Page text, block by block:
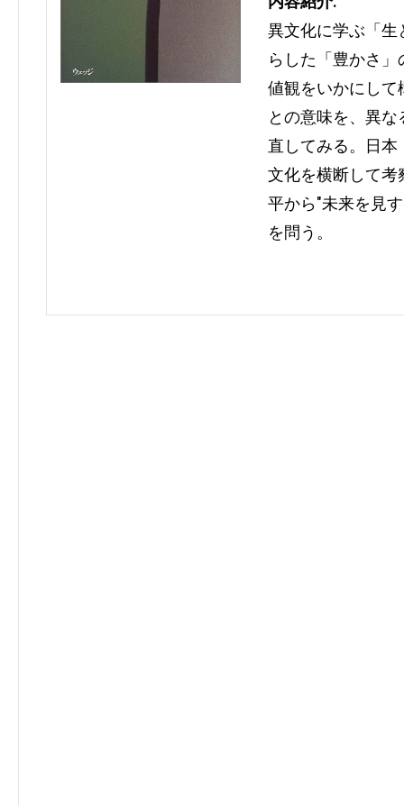
異文化に学ぶ「生
らした「豊かさ
値観をいかにして
との意味を、異
直してみる。日
文化を横断して考
平から"未来を見
を問う。